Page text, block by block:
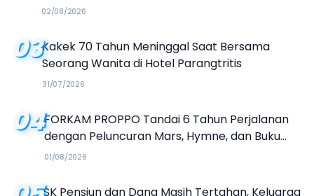
02/08/2026
03Kakek 70 Tahun Meninggal Saat Bersama
Seorang Wanita di Hotel Parangtritis
31/07/2026
04FORKAM PROPPO Tandai 6 Tahun Perjalanan
dengan Peluncuran Mars, Hymne, dan Buku
Organisasi
01/08/2026
SK Pensiun dan Dana Masih Tertahan, Keluarga